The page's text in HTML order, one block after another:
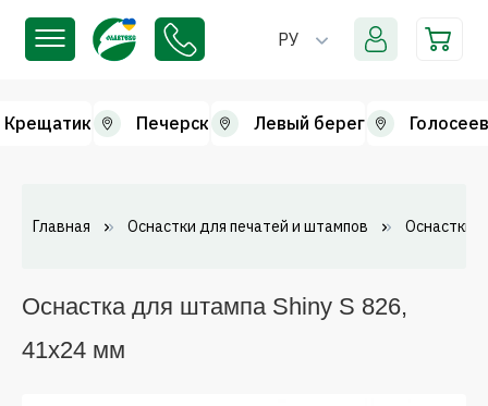
РУ
Крещатик Печерск Левый берег
Главная Оснастки для печатей и штампов Оснастки
Оснастка для штампа Shiny S 826,
41х24 мм